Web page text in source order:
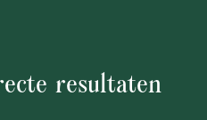
resultaten